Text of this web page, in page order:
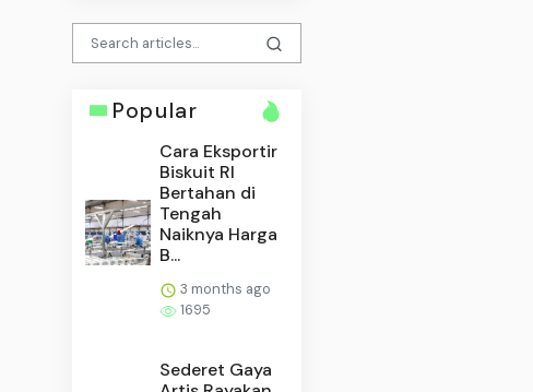
Popular
Cara Eksportir
Biskuit RI
Bertahan di
Tengah
Naiknya Harga
B...
3 months ago
1695
Sederet Gaya